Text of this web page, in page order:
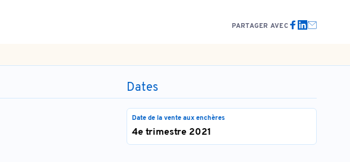
PARTAGER AVEC
Dates
Date de la vente aux enchères
4e trimestre 2021